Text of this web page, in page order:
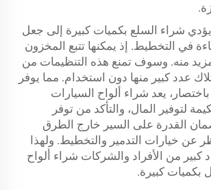
شراء السلع بكميات كبيرة إلى جعل
في التخطيط. إذ يمكنها تتبع المخزون
منه. وسوف تمنع هذه التنظيمات من
عدد كبير منها دون استخدام. مما يوفر
يعد شراء ألواح السيارات
لتوفير المال، والتأكد من توفر
القدرة على السير خارج الطرق
عن خيارات التدمير والتخطيط. ولهذا
من الأفراد والشركات شراء ألواح
بكميات كبيرة.